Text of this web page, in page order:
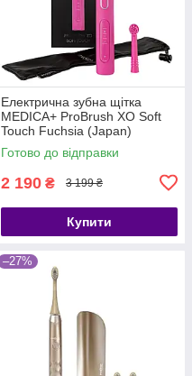
Електрична зубна щітка
MEDICA+ ProBrush XO Soft
Touch Fuchsia (Japan)
Готово до відправки
2 190 ₴ 3 199 ₴
Купити
–27%